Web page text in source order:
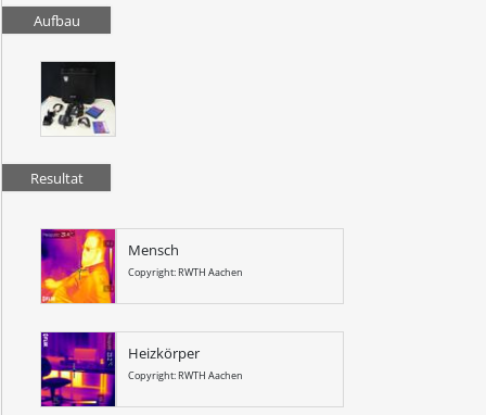
Aufbau
Resultat
Mensch
Copyright: RWTH Aachen
Heizkörper
Copyright: RWTH Aachen